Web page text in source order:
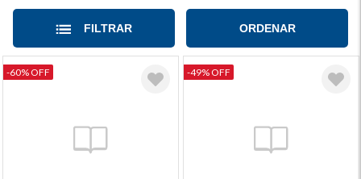
FILTRAR ORDENAR
-60% OFF -49% OFF